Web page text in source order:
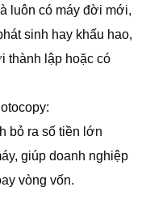
luôn có máy đời mới,
sinh hay khấu hao,
thành lập hoặc có
bỏ ra số tiền lớn
giúp doanh nghiệp
vòng vốn.